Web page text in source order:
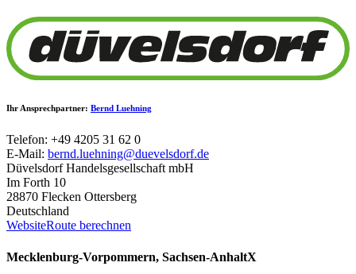
Ihr Ansprechpartner: Bernd Luehning
Telefon: +49 4205 31 62 0
E-Mail: bernd.luehning@duevelsdorf.de
Düvelsdorf Handelsgesellschaft mbH
Im Forth 10
28870 Flecken Ottersberg
Deutschland
WebsiteRoute berechnen
Mecklenburg-Vorpommern, Sachsen-AnhaltX